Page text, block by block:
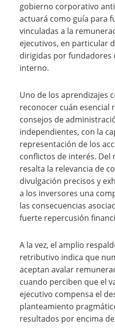
gobierno corporativo
actuará como guía para
vinculadas a la
ejecutivos, en particular
dirigidas por fundadores
interno.
Uno de los aprendizajes
reconocer cuán esencial
consejos de
independientes, con la
representación de los
conflictos de interés. Del
resalta la relevancia de
divulgación precisos y
a los inversores una
las consecuencias
fuerte repercusión
A la vez, el amplio
retributivo indica que
aceptan avalar
cuando perciben que el
ejecutivo compensa el
planteamiento
resultados por encima